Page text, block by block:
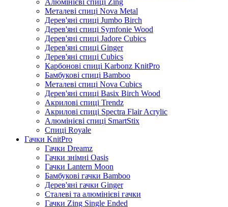
Алюмінієві спиці Zing
Металеві спиці Nova Metal
Дерев'яні спиці Jumbo Birch
Дерев'яні спиці Symfonie Wood
Дерев'яні спиці Jadore Cubics
Дерев'яні спиці Ginger
Дерев'яні спиці Cubics
Карбонові спиці Karbonz KnitPro
Бамбукові спиці Bamboo
Металеві спиці Nova Cubics
Дерев'яні спиці Basix Birch Wood
Акрилові спиці Trendz
Акрилові спиці Spectra Flair Acrylic
Алюмінієві спиці SmartStix
Спиці Royale
Гачки KnitPro
Гачки Dreamz
Гачки знімні Oasis
Гачки Lantern Moon
Бамбукові гачки Bamboo
Дерев'яні гачки Ginger
Сталеві та алюмінієві гачки
Гачки Zing Single Ended